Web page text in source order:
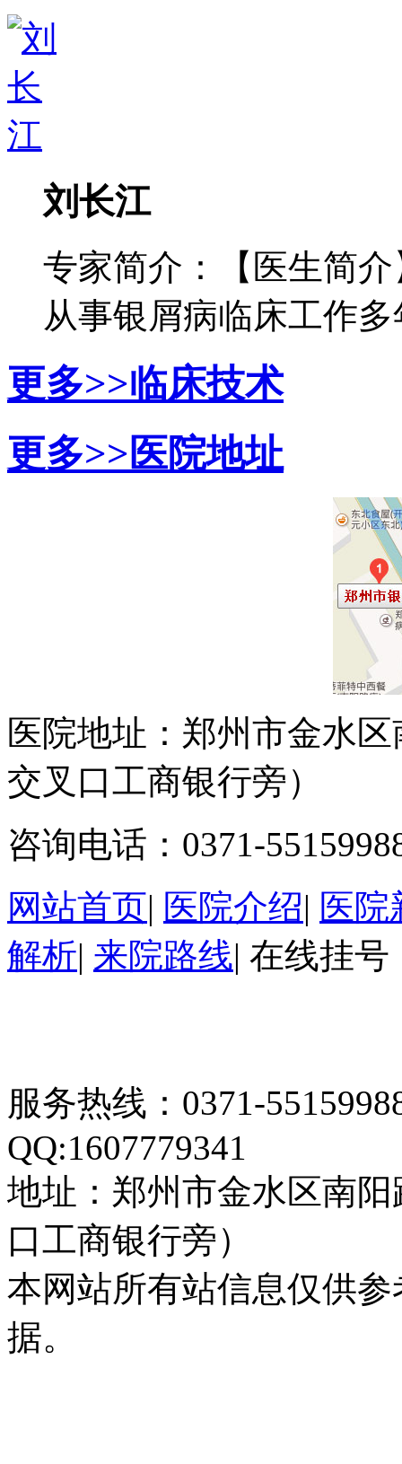
刘长江
专家简介：【医生简
从事银屑病临床工作多
更多>>临床技术
更多>>医院地址
医院地址：郑州市金水
交叉口工商银行旁）
咨询电话：0371-
网站首页| 医院介绍| 医院
解析| 来院路线| 在线挂号
服务热线：0371-
QQ:1607779341
地址：郑州市金水区南
口工商银行旁）
本网站所有站信息仅供
据。